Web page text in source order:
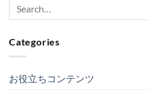
Categories
お役立ちコンテンツ